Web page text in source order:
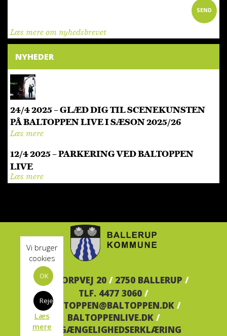
Læs mere om nyhedsbrevet
SEND
NYHEDER
24/4 2025 – GLÆD DIG TIL SCENEKUNSTEN
PÅ BALTOPPEN LIVE I SÆSON 2025/26
Læs mere
12/4 2025 – PARKERING VED BALTOPPEN
LIVE
Læs mere
Vi bruger
cookies
OK
Reject
Læs
mere
BALTORPVEJ 20 / 2750 BALLERUP /
TLF. 4477 3060 /
BALTOPPEN@BALTOPPEN.DK /
BALTOPPENLIVE.DK /
TILGÆNGELIGHEDSERKLÆRING